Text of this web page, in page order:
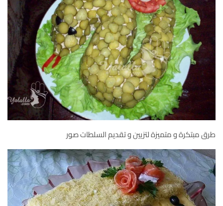
طرق مبتكرة و متميزة لتزيين و تقديم السلطات صور